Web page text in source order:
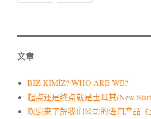
文章
BİZ KİMİZ? WHO ARE WE?
起点还是终点就是土耳其(New
欢迎来了解我们公司的进口产品《